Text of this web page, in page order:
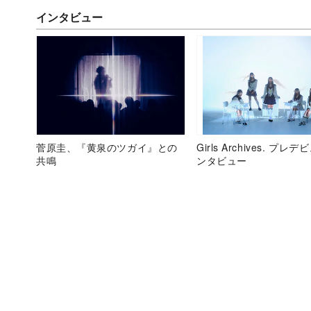
インタビュー
菅原圭、『黄泉のツガイ』との
共鳴
Girls Archives. プレデビ
ンタビュー